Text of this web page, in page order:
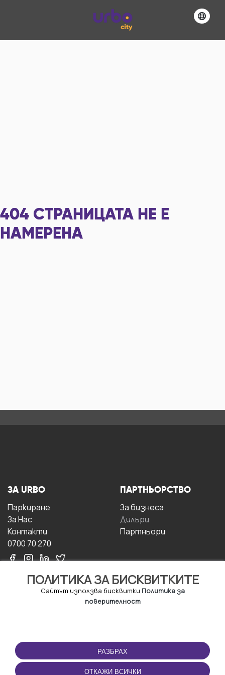
404 СТРАНИЦАТА НЕ Е
НАМЕРЕНА
ПОЛИТИКА ЗА БИСКВИТКИТЕ
Сайтът използва бисквитки Политика за
поверителност
РАЗБРАХ
ОТКАЖИ ВСИЧКИ
ЗА URBO
Паркиране
За Hас
Контакти
0700 70 270
ПАРТНЬОРСТВО
За бизнесa
Дилъри
Партньори
ПОЛЗВАНЕ
Правила и условия за
ползване
ПРИЛОЖЕНИЕТО